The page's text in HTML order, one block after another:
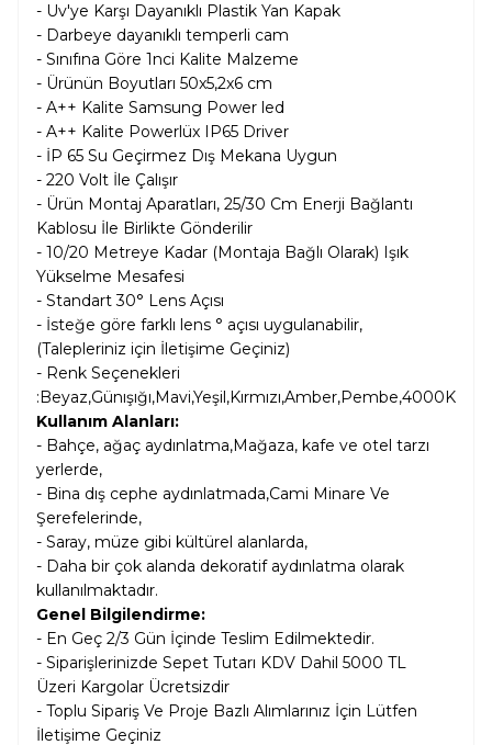
- Uv'ye Karşı Dayanıklı Plastik Yan Kapak
- Darbeye dayanıklı temperli cam
- Sınıfına Göre 1nci Kalite Malzeme
- Ürünün Boyutları 50x5,2x6 cm
- A++ Kalite Samsung Power led
- A++ Kalite Powerlüx IP65 Driver
- İP 65 Su Geçirmez Dış Mekana Uygun
- 220 Volt İle Çalışır
- Ürün Montaj Aparatları, 25/30 Cm Enerji Bağlantı
Kablosu İle Birlikte Gönderilir
- 10/20 Metreye Kadar (Montaja Bağlı Olarak) Işık
Yükselme Mesafesi
- Standart 30° Lens Açısı
- İsteğe göre farklı lens ° açısı uygulanabilir,
(Talepleriniz için İletişime Geçiniz)
- Renk Seçenekleri
:Beyaz,Günışığı,Mavi,Yeşil,Kırmızı,Amber,Pembe,4000K
Kullanım Alanları:
- Bahçe, ağaç aydınlatma,Mağaza, kafe ve otel tarzı
yerlerde,
- Bina dış cephe aydınlatmada,Cami Minare Ve
Şerefelerinde,
- Saray, müze gibi kültürel alanlarda,
- Daha bir çok alanda dekoratif aydınlatma olarak
kullanılmaktadır.
Genel Bilgilendirme:
- En Geç 2/3 Gün İçinde Teslim Edilmektedir.
- Siparişlerinizde Sepet Tutarı KDV Dahil 5000 TL
Üzeri Kargolar Ücretsizdir
- Toplu Sipariş Ve Proje Bazlı Alımlarınız İçin Lütfen
İletişime Geçiniz